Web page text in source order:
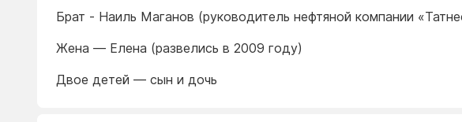
Брат - Наиль Маганов (руководитель нефтяной компании
Жена — Елена (развелись в 2009 году)
Двое детей — сын и дочь